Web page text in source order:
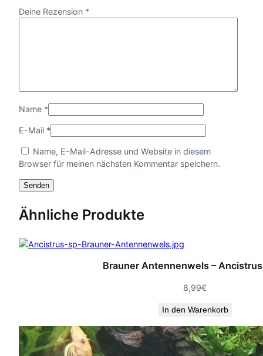
Deine Rezension *
Name *
E-Mail *
Name, E-Mail-Adresse und Website in diesem
Browser für meinen nächsten Kommentar speichern.
Ähnliche Produkte
Brauner Antennenwels –
8,99€
In den Warenkorb